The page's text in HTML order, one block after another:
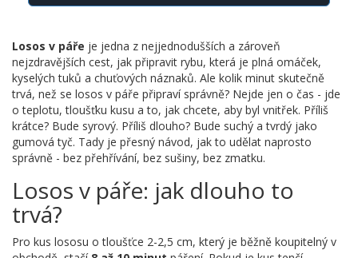
Losos v páře je jedna z nejjednodušších a zároveň
nejzdravějších cest, jak připravit rybu, která je plná omáček,
kyselých tuků a chuťových náznaků. Ale kolik minut skutečně
trvá, než se losos v páře připraví správně? Nejde jen o čas - jde
o teplotu, tloušťku kusu a to, jak chcete, aby byl vnitřek. Příliš
krátce? Bude syrový. Příliš dlouho? Bude suchý a tvrdý jako
gumová tyč. Tady je přesný návod, jak to udělat naprosto
správně - bez přehřívání, bez sušiny, bez zmatku.
Losos v páře: jak dlouho to
trvá?
Pro kus lososu o tloušťce 2-2,5 cm, který je běžně koupitelný v